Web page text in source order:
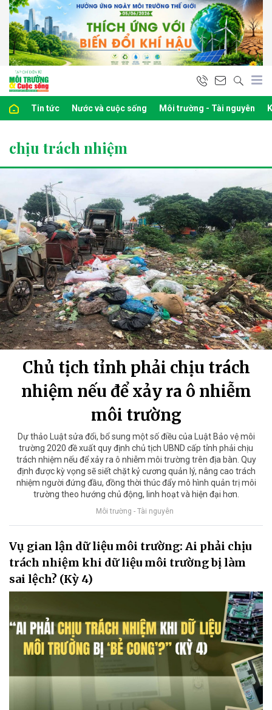
Tin tức Nước và cuộc sống Môi trường - Tài nguyên
chịu trách nhiệm
Chủ tịch tỉnh phải chịu trách
nhiệm nếu để xảy ra ô nhiễm
môi trường
Dự thảo Luật sửa đổi, bổ sung một số điều của Luật Bảo vệ môi
trường 2020 đề xuất quy định chủ tịch UBND cấp tỉnh phải chịu
trách nhiệm nếu để xảy ra ô nhiễm môi trường trên địa bàn. Quy
định được kỳ vọng sẽ siết chặt kỷ cương quản lý, nâng cao trách
nhiệm người đứng đầu, đồng thời thúc đẩy mô hình quản trị môi
trường theo hướng chủ động, linh hoạt và hiện đại hơn.
Môi trường - Tài nguyên
Vụ gian lận dữ liệu môi trường: Ai phải chịu
trách nhiệm khi dữ liệu môi trường bị làm
sai lệch? (Kỳ 4)